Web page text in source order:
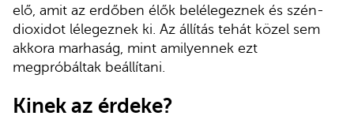
elő, amit az erdőben élők belélegeznek és szén-
dioxidot lélegeznek ki. Az állítás tehát közel sem
akkora marhaság, mint amilyennek ezt
megpróbáltak beállítani.
Kinek az érdeke?